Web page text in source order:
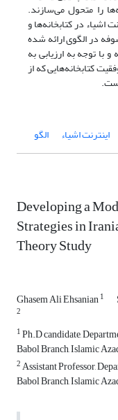
را متحول می‌سازند.
اشیاء در کتابخانه‌ها و
در الگوی ارائه شده
با توجه به ارزیابی به
کتابخانه‌هایی که از
اینترنت اشیاء الگو
Developing a
Strategies in
Theory Study
Ghasem Ali Ehsanian1
2
1Ph.D candidate,
Babol Branch, Islamic
2Assistant Professor,
Babol Branch, Islamic